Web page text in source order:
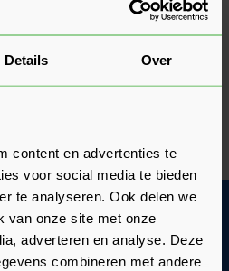
Details Over
content en advertenties te
voor social media te bieden
te analyseren. Ook delen we
van onze site met onze
adverteren en analyse. Deze
combineren met andere
ons assortiment zijn van de
het afwerken van traptredes,
Ook worden hardhouten
of buitentoepassingen,
koopt deze plank van hardhout
Alle planken zijn geschaafd. Het
erg populair dankzij het
kwaliteit.